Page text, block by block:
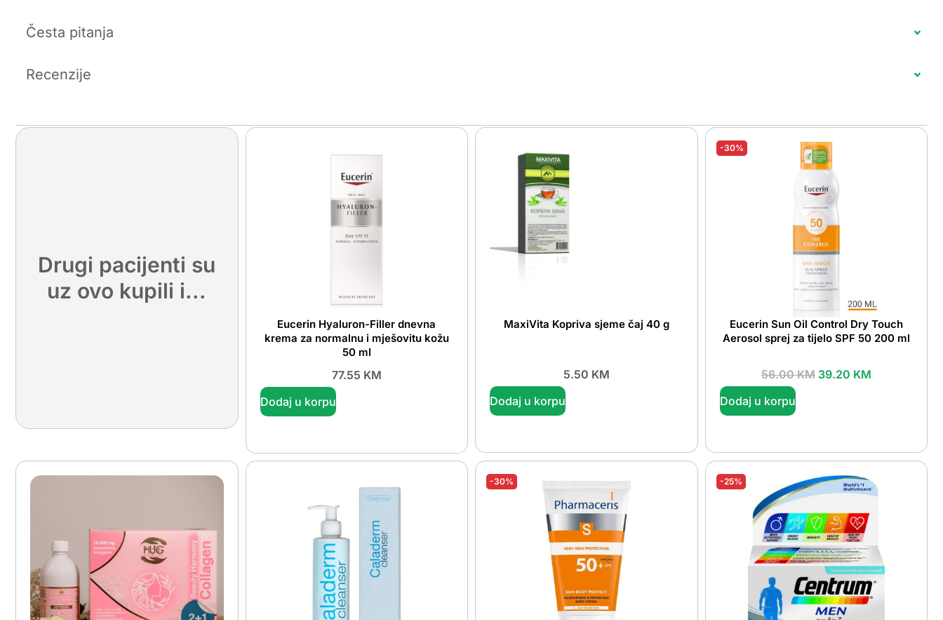
Česta pitanja
Recenzije
Drugi pacijenti su
uz ovo kupili i...
Eucerin Hyaluron-Filler dnevna
krema za normalnu i mješovitu kožu
50 ml
77.55 KM
Dodaj u korpu
MaxiVita Kopriva sjeme čaj 40 g
5.50 KM
Dodaj u korpu
-30%
Eucerin Sun Oil Control Dry Touch
Aerosol sprej za tijelo SPF 50 200 ml
56.00KM 39.20 KM
Dodaj u korpu
-30% -25%